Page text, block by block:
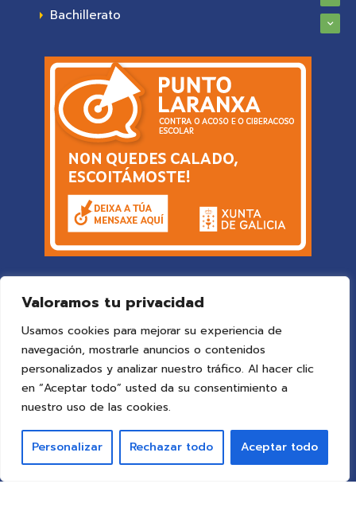
Valoramos tu privacidad
Usamos cookies para mejorar su experiencia de
navegación, mostrarle anuncios o contenidos
personalizados y analizar nuestro tráfico. Al hacer clic
en “Aceptar todo” usted da su consentimiento a
nuestro uso de las cookies.
Personalizar Rechazar todo Aceptar todo
Bachillerato
© 2025 Colegio Vigoby ideaspropias publicidad&web
Todos los derechos reservados.
Aviso Legal